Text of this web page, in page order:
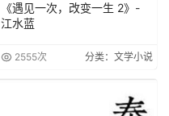
《遇见一次，改变一生 2》-
江水蓝
2555次 分类：文学小说